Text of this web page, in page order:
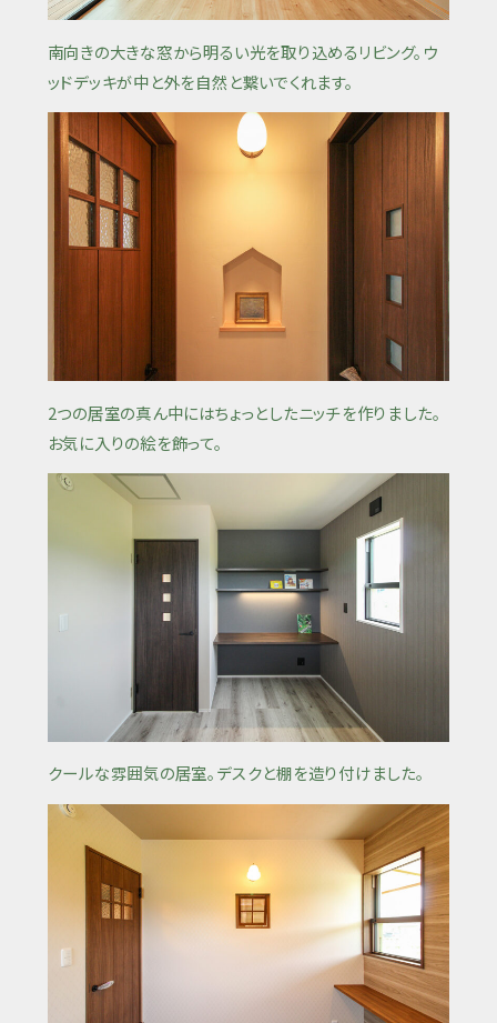
南向きの大きな窓から明るい光を取り込めるリビング。ウ
ッドデッキが中と外を自然と繋いでくれます。
2つの居室の真ん中にはちょっとしたニッチを作りました。
お気に入りの絵を飾って。
クールな雰囲気の居室。デスクと棚を造り付けました。